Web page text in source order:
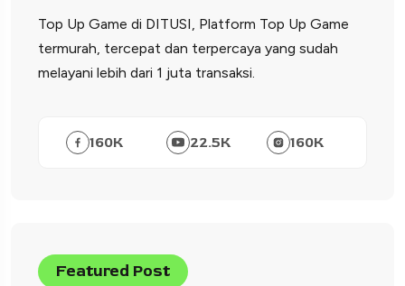
Top Up Game di DITUSI, Platform Top Up Game
termurah, tercepat dan terpercaya yang sudah
melayani lebih dari 1 juta transaksi.
160K 22.5K 160K
Featured Post